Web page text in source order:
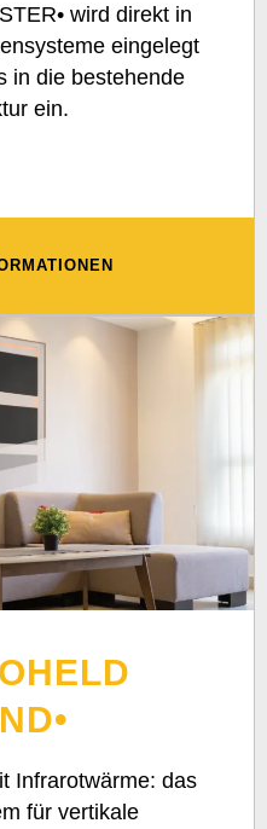
wird direkt in
eingelegt
in die bestehende
ein.
Infrarotwärme: das
für vertikale